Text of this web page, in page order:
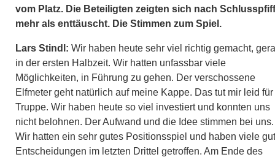
vom Platz. Die Beteiligten zeigten sich nach Schlusspfiff
mehr als enttäuscht. Die Stimmen zum Spiel.
Lars Stindl: Wir haben heute sehr viel richtig gemacht,
in der ersten Halbzeit. Wir hatten unfassbar viele
Möglichkeiten, in Führung zu gehen. Der verschossene
Elfmeter geht natürlich auf meine Kappe. Das tut mir leid
Truppe. Wir haben heute so viel investiert und konnten uns
nicht belohnen. Der Aufwand und die Idee stimmen bei uns.
Wir hatten ein sehr gutes Positionsspiel und haben viele
Entscheidungen im letzten Drittel getroffen. Am Ende des